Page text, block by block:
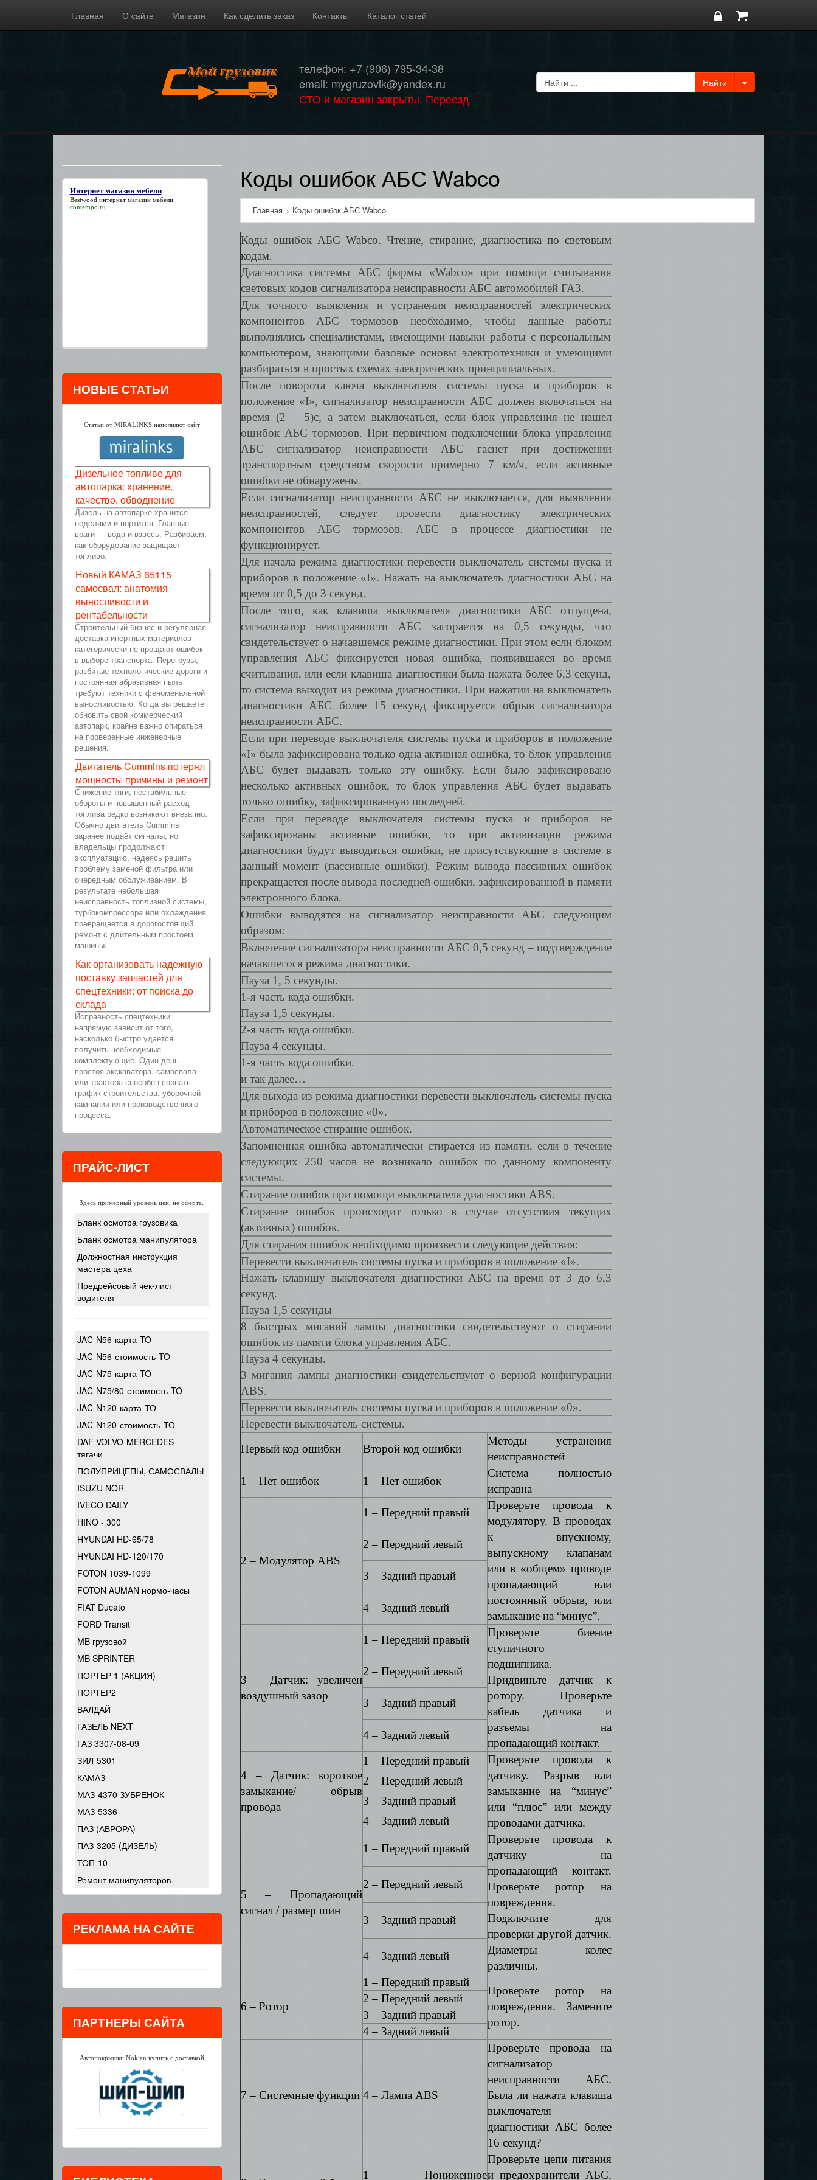
Главная О сайте Магазин Как сделать заказ Контакты Каталог статей
телефон: +7 (906) 795-34-38
email: mygruzovik@yandex.ru
СТО и магазин закрыты. Переезд
Коды ошибок АБС Wabco
Главная> Коды ошибок АБС Wabco
Коды ошибок АБС Wabco. Чтение, стирание, диагностика по световым
кодам.
Диагностика системы АБС фирмы «Wabco» при помощи считывания
световых кодов сигнализатора неисправности АБС автомобилей ГАЗ.
Для точного выявления и устранения неисправностей электрических
компонентов АБС тормозов необходимо, чтобы данные работы
выполнялись специалистами, имеющими навыки работы с персональным
компьютером, знающими базовые основы электротехники и умеющими
разбираться в простых схемах электрических принципиальных.
После поворота ключа выключателя системы пуска и приборов в
положение «I», сигнализатор неисправности АБС должен включаться на
время (2 – 5)с, а затем выключаться, если блок управления не нашел
ошибок АБС тормозов. При первичном подключении блока управления
АБС сигнализатор неисправности АБС гаснет при достижении
транспортным средством скорости примерно 7 км/ч, если активные
ошибки не обнаружены.
Если сигнализатор неисправности АБС не выключается, для выявления
неисправностей, следует провести диагностику электрических
компонентов АБС тормозов. АБС в процессе диагностики не
функционирует.
Для начала режима диагностики перевести выключатель системы пуска и
приборов в положение «I». Нажать на выключатель диагностики АБС на
время от 0,5 до 3 секунд.
После того, как клавиша выключателя диагностики АБС отпущена,
сигнализатор неисправности АБС загорается на 0,5 секунды, что
свидетельствует о начавшемся режиме диагностики. При этом если блоком
управления АБС фиксируется новая ошибка, появившаяся во время
считывания, или если клавиша диагностики была нажата более 6,3 секунд,
то система выходит из режима диагностики. При нажатии на выключатель
диагностики АБС более 15 секунд фиксируется обрыв сигнализатора
неисправности АБС.
Если при переводе выключателя системы пуска и приборов в положение
«I» была зафиксирована только одна активная ошибка, то блок управления
АБС будет выдавать только эту ошибку. Если было зафиксировано
несколько активных ошибок, то блок управления АБС будет выдавать
только ошибку, зафиксированную последней.
Если при переводе выключателя системы пуска и приборов не
зафиксированы активные ошибки, то при активизации режима
диагностики будут выводиться ошибки, не присутствующие в системе в
данный момент (пассивные ошибки). Режим вывода пассивных ошибок
прекращается после вывода последней ошибки, зафиксированной в памяти
электронного блока.
Ошибки выводятся на сигнализатор неисправности АБС следующим
образом:
Включение сигнализатора неисправности АБС 0,5 секунд – подтверждение
начавшегося режима диагностики.
Пауза 1, 5 секунды.
1-я часть кода ошибки.
Пауза 1,5 секунды.
2-я часть кода ошибки.
Пауза 4 секунды.
1-я часть кода ошибки.
и так далее…
Для выхода из режима диагностики перевести выключатель системы пуска
и приборов в положение «0».
Автоматическое стирание ошибок.
Запомненная ошибка автоматически стирается из памяти, если в течение
следующих 250 часов не возникало ошибок по данному компоненту
системы.
Стирание ошибок при помощи выключателя диагностики ABS.
Стирание ошибок происходит только в случае отсутствия текущих
(активных) ошибок.
Для стирания ошибок необходимо произвести следующие действия:
Перевести выключатель системы пуска и приборов в положение «I».
Нажать клавишу выключателя диагностики АБС на время от 3 до 6,3
секунд.
Пауза 1,5 секунды
8 быстрых миганий лампы диагностики свидетельствуют о стирании
ошибок из памяти блока управления АБС.
Пауза 4 секунды.
3 мигания лампы диагностики свидетельствуют о верной конфигурации
ABS.
Перевести выключатель системы пуска и приборов в положение «0».
Перевести выключатель системы.
Первый код ошибки
Второй код ошибки
Методы устранения
неисправностей
1 – Нет ошибок
1 – Нет ошибок
Система полностью
исправна
2 – Модулятор ABS
1 – Передний правый
Проверьте провода к
модулятору. В проводах
к впускному,
выпускному клапанам
или в «общем» проводе
пропадающий или
постоянный обрыв, или
замыкание на “минус”.
2 – Передний левый
3 – Задний правый
4 – Задний левый
3 – Датчик: увеличен
воздушный зазор
1 – Передний правый
Проверьте биение
ступичного
подшипника.
Придвиньте датчик к
ротору. Проверьте
кабель датчика и
разъемы на
пропадающий контакт.
2 – Передний левый
3 – Задний правый
4 – Задний левый
4 – Датчик: короткое
замыкание/ обрыв
провода
1 – Передний правый
Проверьте провода к
датчику. Разрыв или
замыкание на “минус”
или “плюс” или между
проводами датчика.
2 – Передний левый
3 – Задний правый
4 – Задний левый
5 – Пропадающий
сигнал / размер шин
1 – Передний правый
Проверьте провода к
датчику на
пропадающий контакт.
Проверьте ротор на
повреждения.
Подключите для
проверки другой датчик.
Диаметры колес
различны.
2 – Передний левый
3 – Задний правый
4 – Задний левый
6 – Ротор
1 – Передний правый
Проверьте ротор на
повреждения. Замените
ротор.
2 – Передний левый
3 – Задний правый
4 – Задний левый
7 – Системные функции 4 – Лампа ABS
Проверьте провода на
сигнализатор
неисправности АБС.
Была ли нажата клавиша
выключателя
диагностики АБС более
16 секунд?
1 – Пониженное
Проверьте цепи питания
и предохранители АБС.
Интернет магазин мебели
Bestwood интернет магазин мебели.
contempo.ru
НОВЫЕ СТАТЬИ
Статьи от MIRALINKS наполняют сайт
Дизельное топливо для
автопарка: хранение,
качество, обводнение
Дизель на автопарке хранится
неделями и портится. Главные
враги — вода и взвесь. Разбираем,
как оборудование защищает
топливо.
Новый КАМАЗ 65115
самосвал: анатомия
выносливости и
рентабельности
Строительный бизнес и регулярная
доставка инертных материалов
категорически не прощают ошибок
в выборе транспорта. Перегрузы,
разбитые технологические дороги и
постоянная абразивная пыль
требуют техники с феноменальной
выносливостью. Когда вы решаете
обновить свой коммерческий
автопарк, крайне важно опираться
на проверенные инженерные
решения.
Двигатель Cummins потерял
мощность: причины и ремонт
Снижение тяги, нестабильные
обороты и повышенный расход
топлива редко возникают внезапно.
Обычно двигатель Cummins
заранее подаёт сигналы, но
владельцы продолжают
эксплуатацию, надеясь решить
проблему заменой фильтра или
очередным обслуживанием. В
результате небольшая
неисправность топливной системы,
турбокомпрессора или охлаждения
превращается в дорогостоящий
ремонт с длительным простоем
машины.
Как организовать надежную
поставку запчастей для
спецтехники: от поиска до
склада
Исправность спецтехники
напрямую зависит от того,
насколько быстро удается
получить необходимые
комплектующие. Один день
простоя экскаватора, самосвала
или трактора способен сорвать
график строительства, уборочной
кампании или производственного
процесса.
ПРАЙС-ЛИСТ
Здесь примерный уровень цен, не оферта.
Бланк осмотра грузовика
Бланк осмотра манипулятора
Должностная инструкция
мастера цеха
Предрейсовый чек-лист
водителя
JAC-N56-карта-TO
JAC-N56-стоимость-TO
JAC-N75-карта-TO
JAC-N75/80-стоимость-TO
JAC-N120-карта-ТО
JAC-N120-стоимость-ТО
DAF-VOLVO-MERCEDES -
тягачи
ПОЛУПРИЦЕПЫ, САМОСВАЛЫ
ISUZU NQR
IVECO DAILY
HINO - 300
HYUNDAI HD-65/78
HYUNDAI HD-120/170
FOTON 1039-1099
FOTON AUMAN нормо-часы
FIAT Ducato
FORD Transit
MB грузовой
MB SPRINTER
ПОРТЕР 1 (АКЦИЯ)
ПОРТЕР2
ВАЛДАЙ
ГАЗЕЛЬ NEXT
ГАЗ 3307-08-09
ЗИЛ-5301
КАМАЗ
МАЗ-4370 ЗУБРЕНОК
МАЗ-5336
ПАЗ (АВРОРА)
ПАЗ-3205 (ДИЗЕЛЬ)
ТОП-10
Ремонт манипуляторов
РЕКЛАМА НА САЙТЕ
ПАРТНЕРЫ САЙТА
Автопокрышки Nokian купить с доставкой